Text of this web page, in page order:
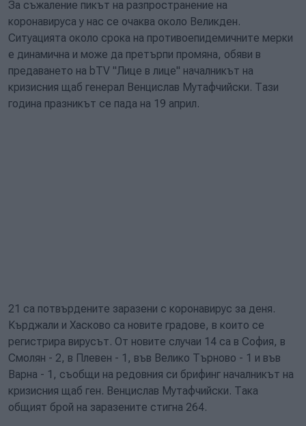
За съжаление пикът на разпространение на
коронавируса у нас се очаква около Великден.
Ситуацията около срока на противоепидемичните мерки
е динамична и може да претърпи промяна, обяви в
предаването на bTV "Лице в лице" началникът на
кризисния щаб генерал Венцислав Мутафчийски. Тази
година празникът се пада на 19 април.
21 са потвърдените заразени с коронавирус за деня.
Кърджали и Хасково са новите градове, в които се
регистрира вирусът. От новите случаи 14 са в София, в
Смолян - 2, в Плевен - 1, във Велико Търново - 1 и във
Варна - 1, съобщи на редовния си брифинг началникът на
кризисния щаб ген. Венцислав Мутафчийски. Така
общият брой на заразените стигна 264.